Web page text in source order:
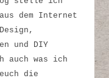
dem Internet
und DIY
auch was ich
die